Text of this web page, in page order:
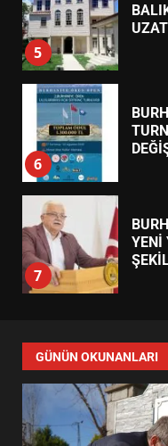
5
6
7
YENİ
1
GÜNÜN OKUNANLARI